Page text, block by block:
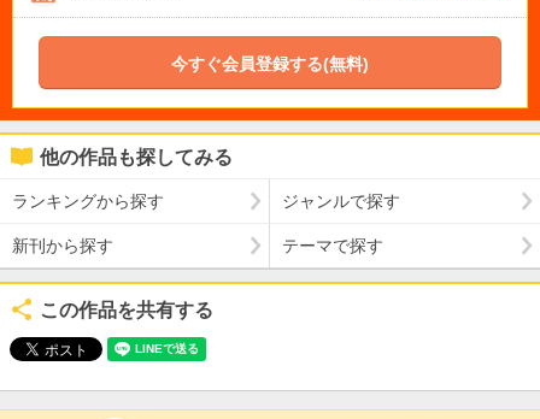
今すぐ会員登録する(無料)
他の作品も探してみる
ランキングから探す ジャンルで探す
新刊から探す テーマで探す
この作品を共有する